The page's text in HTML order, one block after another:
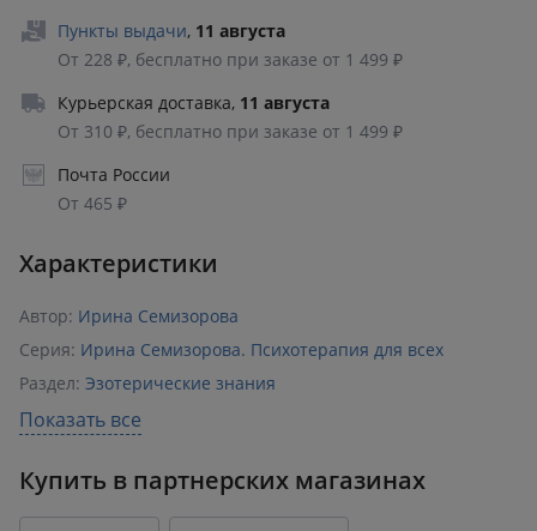
Пункты выдачи, 11 августа
От 228 ₽, бесплатно при заказе от 1 499 ₽
Курьерская доставка, 11 августа
От 310 ₽, бесплатно при заказе от 1 499 ₽
Почта России
От 465 ₽
Характеристики
Автор: Ирина Семизорова
Серия: Ирина Семизорова. Психотерапия для всех
Раздел: Эзотерические знания
Издательство:
Возрастное ограничение: 16+
Год издания: 2025
Показать все
Купить в партнерских магазинах